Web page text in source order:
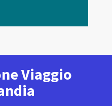
Viaggio